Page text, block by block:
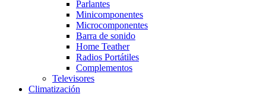
Parlantes
Minicomponentes
Microcomponentes
Barra de sonido
Home Teather
Radios Portátiles
Complementos
Televisores
Climatización